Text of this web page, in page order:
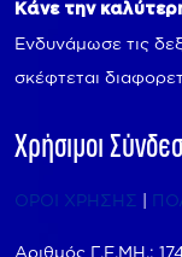
Κάνε την
Ενδυνάμωσε τις
σκέφτεται
Χρήσιμοι
ΟΡΟΙ ΧΡΗΣΗΣ
Αριθμός Γ.Ε.ΜΗ.: